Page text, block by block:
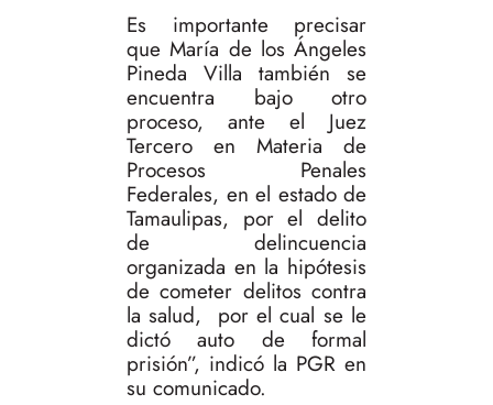
Es importante precisar
que María de los Ángeles
Pineda Villa también se
encuentra bajo otro
proceso, ante el Juez
Tercero en Materia de
Procesos Penales
Federales, en el estado de
Tamaulipas, por el delito
de delincuencia
organizada en la hipótesis
de cometer delitos contra
la salud, por el cual se le
dictó auto de formal
prisión”, indicó la PGR en
su comunicado.